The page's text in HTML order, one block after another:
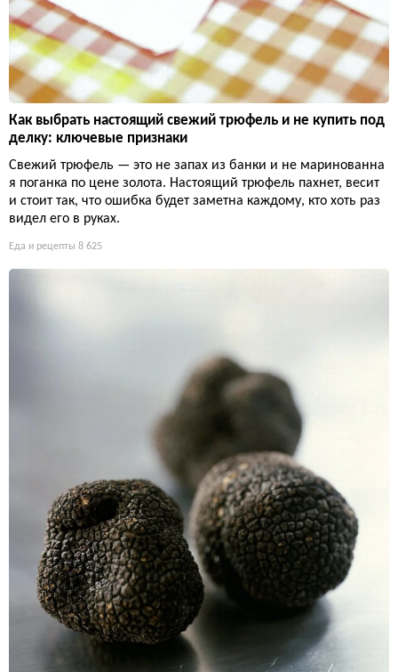
Как выбрать настоящий свежий трюфель и не купить под
делку: ключевые признаки
Свежий трюфель — это не запах из банки и не маринованна
я поганка по цене золота. Настоящий трюфель пахнет, весит
и стоит так, что ошибка будет заметна каждому, кто хоть раз
видел его в руках.
Еда и рецепты 8 625